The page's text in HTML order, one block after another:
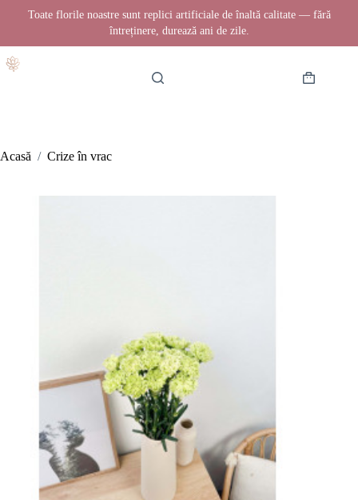
Toate florile noastre sunt replici artificiale de înaltă calitate — fără
întreținere, durează ani de zile.
la
Coș
Acasă / Crize în vrac